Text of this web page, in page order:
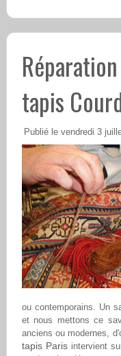
tapis
Publié le vendredi 3
ou contemporains. Un
et nous mettons ce
anciens ou modernes,
tapis Paris intervient